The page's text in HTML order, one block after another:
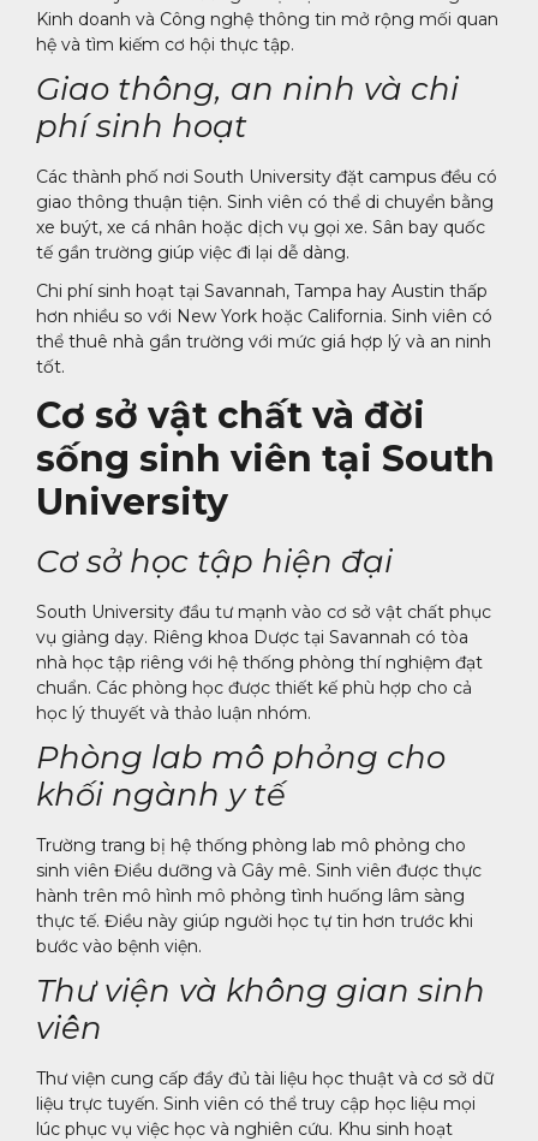
Kinh doanh và Công nghệ thông tin mở rộng mối quan
hệ và tìm kiếm cơ hội thực tập.
Giao thông, an ninh và chi
phí sinh hoạt
Các thành phố nơi South University đặt campus đều có
giao thông thuận tiện. Sinh viên có thể di chuyển bằng
xe buýt, xe cá nhân hoặc dịch vụ gọi xe. Sân bay quốc
tế gần trường giúp việc đi lại dễ dàng.
Chi phí sinh hoạt tại Savannah, Tampa hay Austin thấp
hơn nhiều so với New York hoặc California. Sinh viên có
thể thuê nhà gần trường với mức giá hợp lý và an ninh
tốt.
Cơ sở vật chất và đời
sống sinh viên tại South
University
Cơ sở học tập hiện đại
South University đầu tư mạnh vào cơ sở vật chất phục
vụ giảng dạy. Riêng khoa Dược tại Savannah có tòa
nhà học tập riêng với hệ thống phòng thí nghiệm đạt
chuẩn. Các phòng học được thiết kế phù hợp cho cả
học lý thuyết và thảo luận nhóm.
Phòng lab mô phỏng cho
khối ngành y tế
Trường trang bị hệ thống phòng lab mô phỏng cho
sinh viên Điều dưỡng và Gây mê. Sinh viên được thực
hành trên mô hình mô phỏng tình huống lâm sàng
thực tế. Điều này giúp người học tự tin hơn trước khi
bước vào bệnh viện.
Thư viện và không gian sinh
viên
Thư viện cung cấp đầy đủ tài liệu học thuật và cơ sở dữ
liệu trực tuyến. Sinh viên có thể truy cập học liệu mọi
lúc phục vụ việc học và nghiên cứu. Khu sinh hoạt